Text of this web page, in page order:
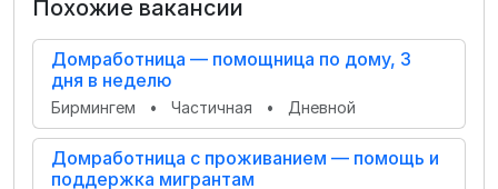
Похожие вакансии
Домработница — помощница по дому, 3
дня в неделю
Бирмингем • Частичная • Дневной
Домработница с проживанием — помощь и
поддержка мигрантам